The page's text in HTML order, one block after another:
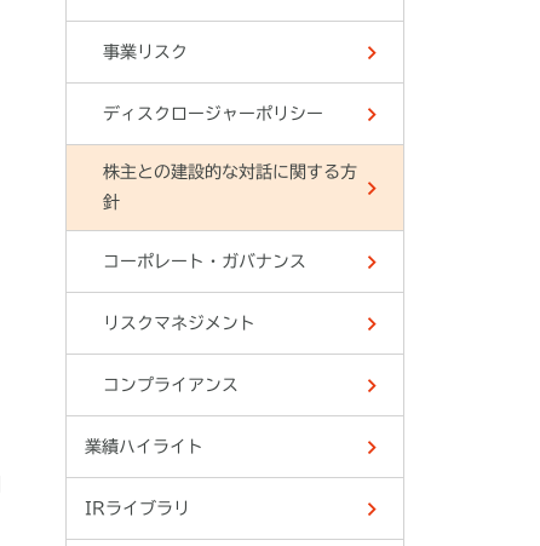
事業リスク
ディスクロージャーポリシー
株主との建設的な対話に関する方
針
コーポレート・ガバナンス
リスクマネジメント
コンプライアンス
業績ハイライト
IRライブラリ